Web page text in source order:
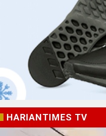
HARIANTIMES TV